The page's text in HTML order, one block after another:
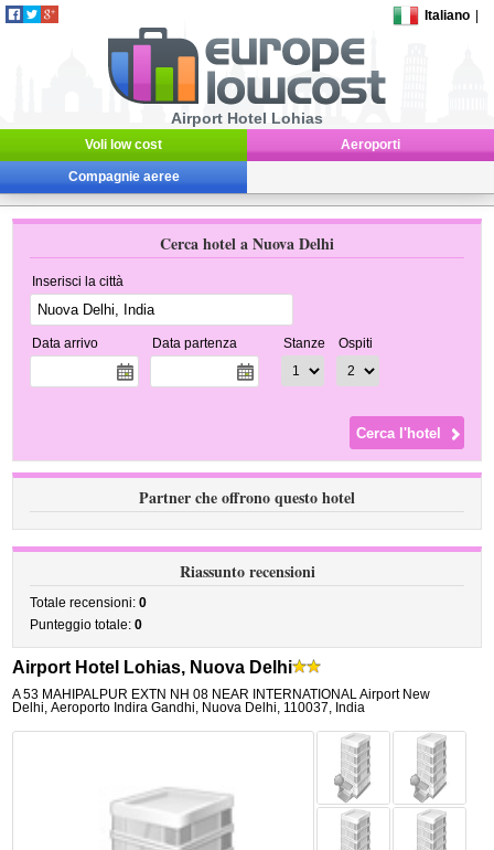
Italiano
Airport Hotel Lohias
Voli low cost Aeroporti
Compagnie aeree
Cerca hotel a Nuova Delhi
Inserisci la città
Data arrivo Data partenza Stanze Ospiti
Partner che offrono questo hotel
Riassunto recensioni
Totale recensioni:0
Punteggio totale:0
Airport Hotel Lohias, Nuova Delhi
A 53 MAHIPALPUR EXTN NH 08 NEAR INTERNATIONAL Airport New
Delhi,Aeroporto Indira Gandhi, Nuova Delhi, 110037, India